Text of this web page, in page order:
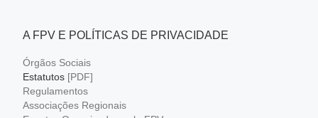
A FPV E POLÍTICAS DE PRIVACIDADE
Órgãos Sociais
Estatutos [PDF]
Regulamentos
Associações Regionais